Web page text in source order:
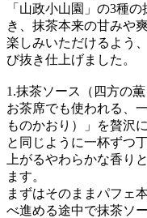
「山政小山園」の3種
き、抹茶本来の甘みや
楽しみいただけるよう
び抜き仕上げました。
1.抹茶ソース（四方の薫
お茶席でも使われる、
ものかおり）」を贅沢
と同じように一杯ずつ
上がるやわらかな香り
ます。
まずはそのままパフェ
べ進める途中で抹茶ソ